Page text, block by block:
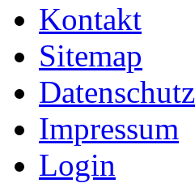
Kontakt
Sitemap
Datenschutz
Impressum
Login